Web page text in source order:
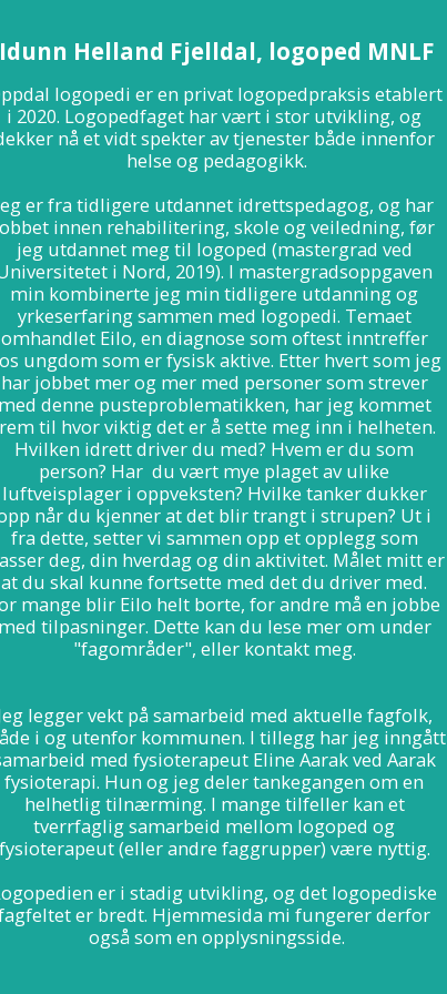
Idunn Helland Fjelldal, logoped MNLF
logopedi er en privat logopedpraksis etablert
i 2020. Logopedfaget har vært i stor utvikling, og
nå et vidt spekter av tjenester både innenfor
helse og pedagogikk.
er fra tidligere utdannet idrettspedagog, og har
innen rehabilitering, skole og veiledning, før
jeg utdannet meg til logoped (mastergrad ved
i Nord, 2019). I mastergradsoppgaven
min kombinerte jeg min tidligere utdanning og
yrkeserfaring sammen med logopedi. Temaet
omhandlet Eilo, en diagnose som oftest inntreffer
ungdom som er fysisk aktive. Etter hvert som jeg
har jobbet mer og mer med personer som strever
med denne pusteproblematikken, har jeg kommet
til hvor viktig det er å sette meg inn i helheten.
Hvilken idrett driver du med? Hvem er du som
person? Har  du vært mye plaget av ulike
luftveisplager i oppveksten? Hvilke tanker dukker
når du kjenner at det blir trangt i strupen? Ut i
fra dette, setter vi sammen opp et opplegg som
deg, din hverdag og din aktivitet. Målet mitt er
at du skal kunne fortsette med det du driver med.
mange blir Eilo helt borte, for andre må en jobbe
med tilpasninger. Dette kan du lese mer om under
"fagområder", eller kontakt meg.
legger vekt på samarbeid med aktuelle fagfolk,
i og utenfor kommunen. I tillegg har jeg inngått
med fysioterapeut Eline Aarak ved Aarak
fysioterapi. Hun og jeg deler tankegangen om en
helhetlig tilnærming. I mange tilfeller kan et
tverrfaglig samarbeid mellom logoped og
fysioterapeut (eller andre faggrupper) være nyttig.
er i stadig utvikling, og det logopediske
er bredt. Hjemmesida mi fungerer derfor
også som en opplysningsside.